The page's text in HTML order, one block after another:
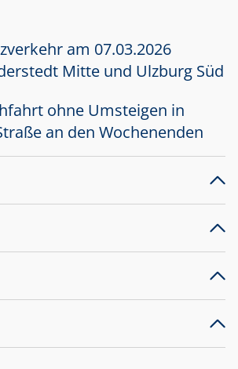
am 07.03.2026
Mitte und Ulzburg Süd
ohne Umsteigen in
an den Wochenenden
der Bauarbeiten am
Sperrung der Bahnstraße in
verlängert den